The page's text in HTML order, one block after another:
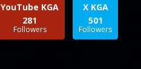
YouTube KGA
281
Followers
X KGA
501
Followers